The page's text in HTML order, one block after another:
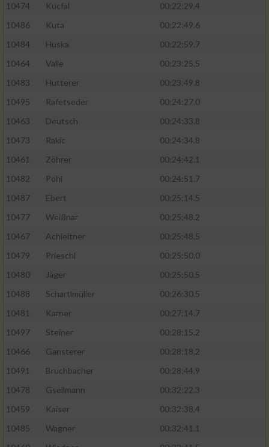
10474
Kucfal
00:22:29.4
10486
Kuta
00:22:49.6
10484
Huska
00:22:59.7
10464
Valle
00:23:25.5
10483
Hutterer
00:23:49.8
10495
Rafetseder
00:24:27.0
10463
Deutsch
00:24:33.8
10473
Rakic
00:24:34.8
10461
Zöhrer
00:24:42.1
10482
Pohl
00:24:51.7
10487
Ebert
00:25:14.5
10477
Weißnar
00:25:48.2
10467
Achleitner
00:25:48.5
10479
Prieschl
00:25:50.0
10480
Jäger
00:25:50.5
10488
Schartlmüller
00:26:30.5
10481
Karner
00:27:14.7
10497
Steiner
00:28:15.2
10466
Gansterer
00:28:18.2
10491
Bruchbacher
00:28:44.9
10478
Gsellmann
00:32:22.3
10459
Kaiser
00:32:38.4
10485
Wagner
00:32:41.1